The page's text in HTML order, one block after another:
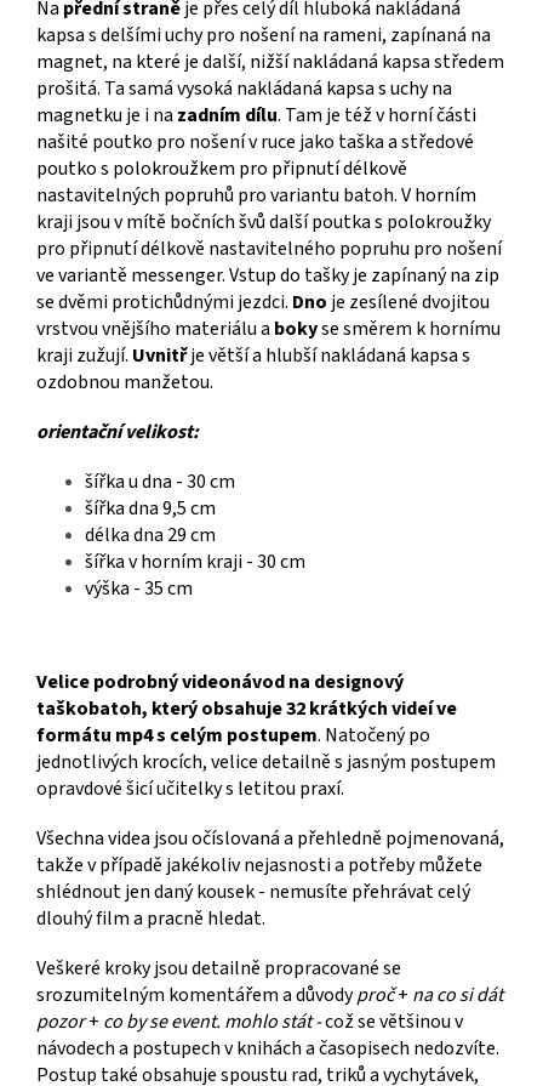
Na přední straněje přes celý díl hluboká nakládaná
kapsa s delšími uchy pro nošení na rameni, zapínaná na
magnet, na které je další, nižší nakládaná kapsa středem
prošitá. Ta samá vysoká nakládaná kapsa s uchy na
magnetku je i na zadním dílu. Tam je též v horní části
našité poutko pro nošení v ruce jako taška a středové
poutko s polokroužkem pro připnutí délkově
nastavitelných popruhů pro variantu batoh. V horním
kraji jsou v mítě bočních švů další poutka s polokroužky
pro připnutí délkově nastavitelného popruhu pro nošení
ve variantě messenger. Vstup do tašky je zapínaný na zip
se dvěmi protichůdnými jezdci. Dno je zesílené dvojitou
vrstvou vnějšího materiálu a bokyse směrem k hornímu
kraji zužují. Uvnitřje větší a hlubší nakládaná kapsa s
ozdobnou manžetou.
orientační velikost:
šířka u dna - 30 cm
šířka dna 9,5 cm
délka dna 29 cm
šířka v horním kraji - 30 cm
výška - 35 cm
Velice podrobný videonávod na designový
taškobatoh, který obsahuje 32 krátkých videí ve
formátu mp4 s celým postupem. Natočený po
jednotlivých krocích, velice detailně s jasným postupem
opravdové šicí učitelky s letitou praxí.
Všechna videa jsou očíslovaná a přehledně pojmenovaná,
takže v případě jakékoliv nejasnosti a potřeby můžete
shlédnout jen daný kousek - nemusíte přehrávat celý
dlouhý film a pracně hledat.
Veškeré kroky jsou detailně propracované se
srozumitelným komentářem a důvodyproč+ na co si dát
pozor+ co by se event. mohlo stát -což se většinou v
návodech a postupech v knihách a časopisech nedozvíte.
Postup také obsahuje spoustu rad, triků a vychytávek,